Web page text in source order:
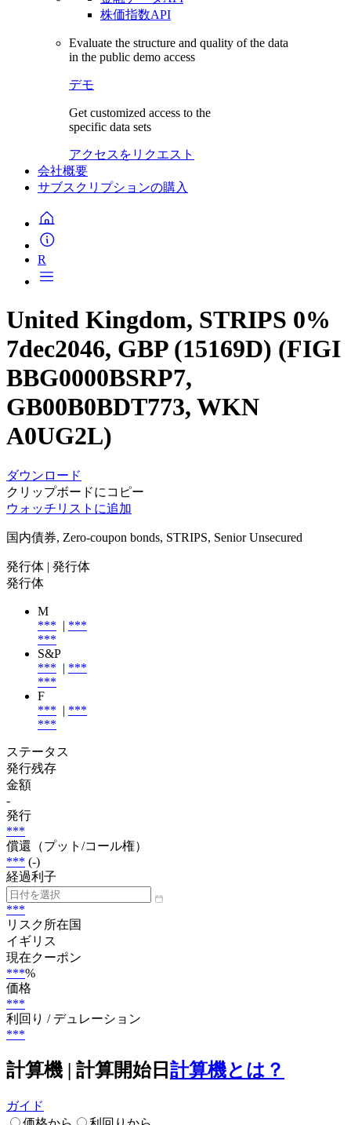
株価指数API
Evaluate the structure and quality of the data
in the public demo access
デモ
Get customized access to the
specific data sets
アクセスをリクエスト
会社概要
サブスクリプションの購入
R
United Kingdom, STRIPS 0%
7dec2046, GBP (15169D) (FIGI
BBG0000BSRP7,
GB00B0BDT773, WKN
A0UG2L)
ダウンロード
クリップボードにコピー
ウォッチリストに追加
国内債券, Zero-coupon bonds, STRIPS, Senior Unsecured
発行体 | 発行体
発行体
M
*** | ***
***
S&P
*** | ***
***
F
*** | ***
***
ステータス
発行残存
金額
-
発行
***
償還（プット/コール権）
*** (-)
経過利子
***
リスク所在国
イギリス
現在クーポン
***%
価格
***
利回り / デュレーション
***
計算機 | 計算開始日 計算機とは？
ガイド